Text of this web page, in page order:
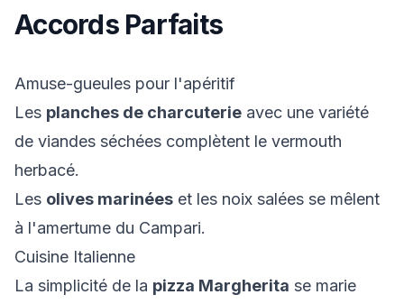
Accords Parfaits
Amuse-gueules pour l'apéritif
Les planches de charcuterie avec une variété
de viandes séchées complètent le vermouth
herbacé.
Les olives marinées et les noix salées se mêlent
à l'amertume du Campari.
Cuisine Italienne
La simplicité de la pizza Margherita se marie